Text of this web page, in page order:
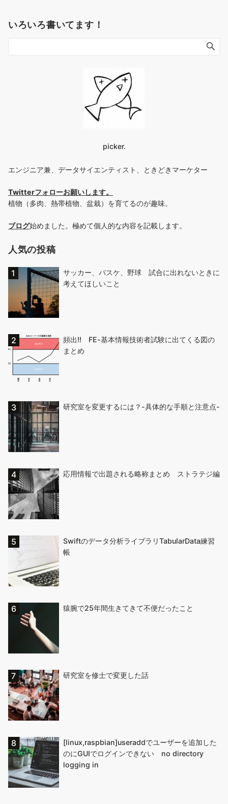
いろいろ書いてます！
picker.
エンジニア兼、データサイエンティスト、ときどきマーケター
Twitterフォローお願いします。
植物（多肉、熱帯植物、盆栽）を育てるのが趣味。
ブログ始めました。極めて個人的な内容を記載します。
人気の投稿
サッカー、バスケ、野球 試合に出れないときに
考えてほしいこと
頻出!! FE-基本情報技術者試験に出てくる図の
まとめ
研究室を変更するには？-具体的な手順と注意点-
応用情報で出題される略称まとめ ストラテジ編
Swiftのデータ分析ライブラリTabularData練習
帳
猿腕で25年間生きてきて不便だったこと
研究室を修士で変更した話
[linux,raspbian]useraddでユーザーを追加した
のにGUIでログインできない no directory
logging in